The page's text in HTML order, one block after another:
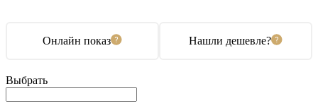
Онлайн показ Нашли дешевле?
Выбрать